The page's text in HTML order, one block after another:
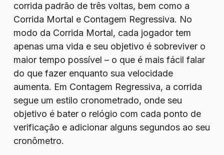
corrida padrão de três voltas, bem como a
Corrida Mortal e Contagem Regressiva. No
modo da Corrida Mortal, cada jogador tem
apenas uma vida e seu objetivo é sobreviver o
maior tempo possível – o que é mais fácil falar
do que fazer enquanto sua velocidade
aumenta. Em Contagem Regressiva, a corrida
segue um estilo cronometrado, onde seu
objetivo é bater o relógio com cada ponto de
verificação e adicionar alguns segundos ao seu
cronômetro.